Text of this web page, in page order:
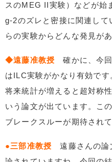
スのMEG II実験）などが始
g-2のズレと密接に関連して
らの実験からどんな発見が
◆遠藤准教授 確かに、今
はILC実験がかなり有効で
将来統計が増えると超対称
いう論文が出ています。こ
ブレークスルーが期待されて
●三部准教授 遠藤さんの論